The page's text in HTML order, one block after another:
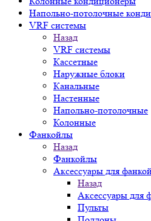
Напольно-потолочные
VRF системы
Назад
VRF системы
Кассетные
Наружные блоки
Канальные
Настенные
Напольно-потолочные
Колонные
Фанкойлы
Назад
Фанкойлы
Аксессуары для
Назад
Аксессуары для
Пульты